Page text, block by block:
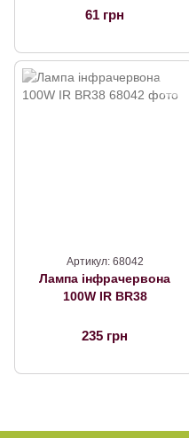
61 грн
Артикул: 68042
Лампа інфрачервона
100W IR BR38
235 грн